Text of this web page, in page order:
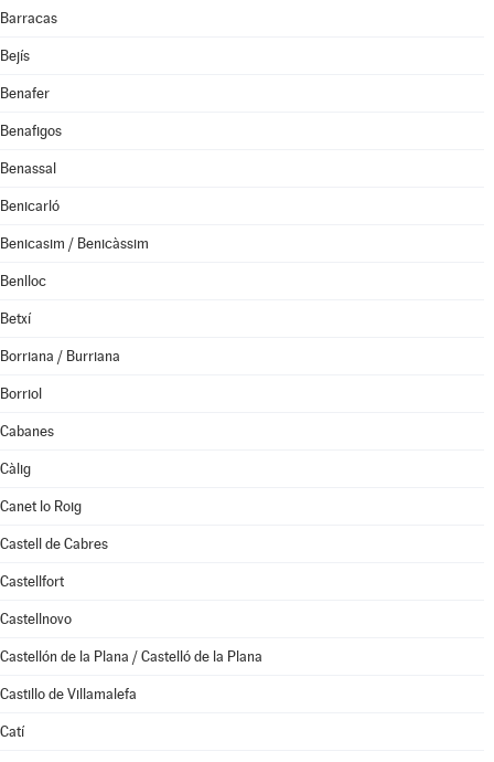
Barracas
Bejís
Benafer
Benafigos
Benassal
Benicarló
Benicasim / Benicàssim
Benlloc
Betxí
Borriana / Burriana
Borriol
Cabanes
Càlig
Canet lo Roig
Castell de Cabres
Castellfort
Castellnovo
Castellón de la Plana / Castelló de la Plana
Castillo de Villamalefa
Catí